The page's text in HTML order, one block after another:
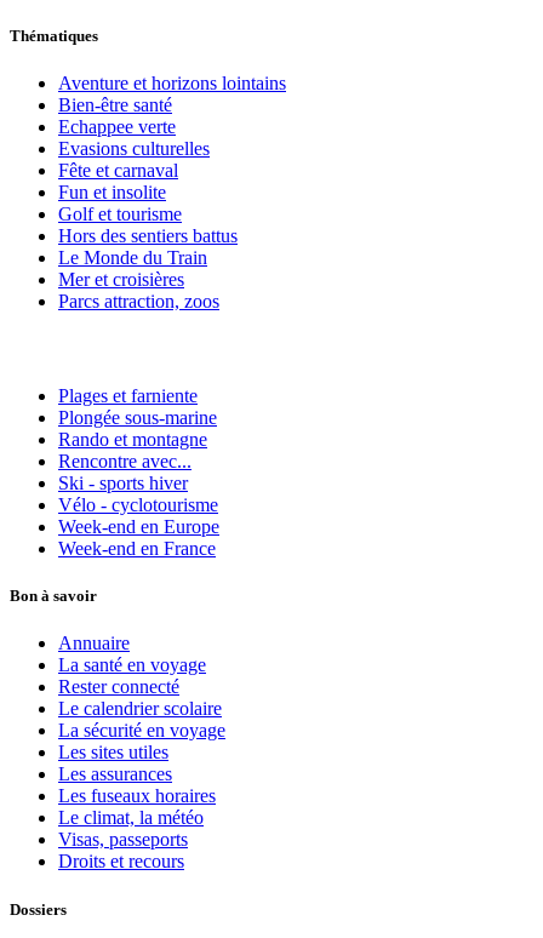
Thématiques
Aventure et horizons lointains
Bien-être santé
Echappee verte
Evasions culturelles
Fête et carnaval
Fun et insolite
Golf et tourisme
Hors des sentiers battus
Le Monde du Train
Mer et croisières
Parcs attraction, zoos
Plages et farniente
Plongée sous-marine
Rando et montagne
Rencontre avec...
Ski - sports hiver
Vélo - cyclotourisme
Week-end en Europe
Week-end en France
Bon à savoir
Annuaire
La santé en voyage
Rester connecté
Le calendrier scolaire
La sécurité en voyage
Les sites utiles
Les assurances
Les fuseaux horaires
Le climat, la météo
Visas, passeports
Droits et recours
Dossiers